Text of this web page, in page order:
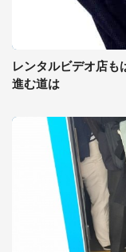
レンタルビデオ店も
進む道は